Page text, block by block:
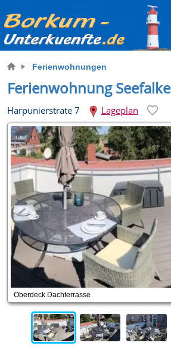
Ferienwohnungen
Ferienwohnung Seefalke
Harpunierstrate 7 Lageplan
Oberdeck Dachterrasse